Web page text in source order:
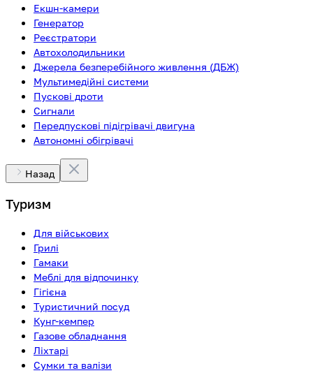
Екшн-камери
Генератор
Реєстратори
Автохолодильники
Джерела безперебійного живлення (ДБЖ)
Мультимедійні системи
Пускові дроти
Сигнали
Передпускові підігрівачі двигуна
Автономні обігрівачі
Назад
Туризм
Для військових
Грилі
Гамаки
Меблі для відпочинку
Гігієна
Туристичний посуд
Кунг-кемпер
Газове обладнання
Ліхтарі
Сумки та валізи